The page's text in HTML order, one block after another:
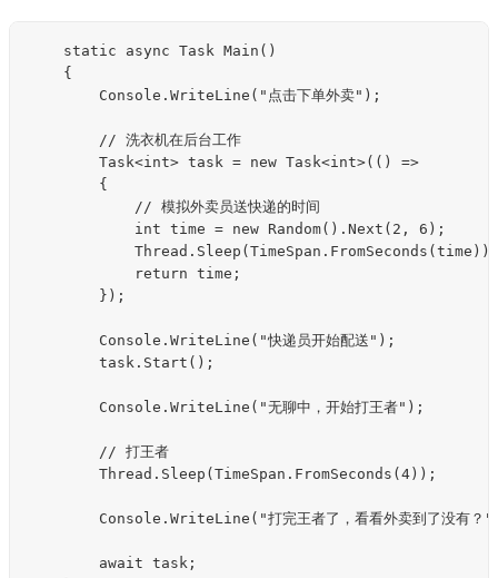
    static async Task Main()
    {
        Console.WriteLine("点击下单外卖");
        // 洗衣机在后台工作
        Task<int> task = new Task<int>(() =>
        {
            // 模拟外卖员送快递的时间
            int time = new Random().Next(2, 6);
            Thread.Sleep(TimeSpan.FromSeconds(time));
            return time;
        });
        Console.WriteLine("快递员开始配送");
        task.Start();
        Console.WriteLine("无聊中，开始打王者");
        // 打王者
        Thread.Sleep(TimeSpan.FromSeconds(4));
Console.WriteLine("打完王者了，看看外卖到了没有？
        await task;